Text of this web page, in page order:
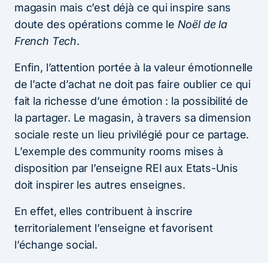
magasin mais c’est déjà ce qui inspire sans
doute des opérations comme le Noël de la
French Tech.
Enfin, l’attention portée à la valeur émotionnelle
de l’acte d’achat ne doit pas faire oublier ce qui
fait la richesse d’une émotion : la possibilité de
la partager. Le magasin, à travers sa dimension
sociale reste un lieu privilégié pour ce partage.
L’exemple des community rooms mises à
disposition par l’enseigne REI aux Etats-Unis
doit inspirer les autres enseignes.
En effet, elles contribuent à inscrire
territorialement l’enseigne et favorisent
l’échange social.